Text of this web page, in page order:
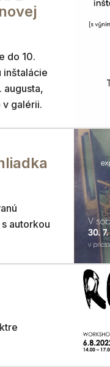
do 10.
inštalácie
augusta,
v galérii.
autorkou